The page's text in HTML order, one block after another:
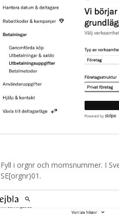
Fyll i orgnr och momsnummer. I
SE[orgnr)01.